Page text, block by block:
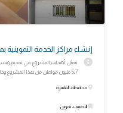
إنشاء مراكز الخدمة التموينية
تتمثل أهداف المشروع في تقديم
5،7 مليون مواطن من هذا المشروع وذلك بإنشاء عدد 11 مركز، بتكلفة 1...
محافظة: القاهرة
التصنيف: تموين